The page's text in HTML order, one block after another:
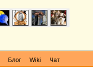
Блог Wiki
Чат